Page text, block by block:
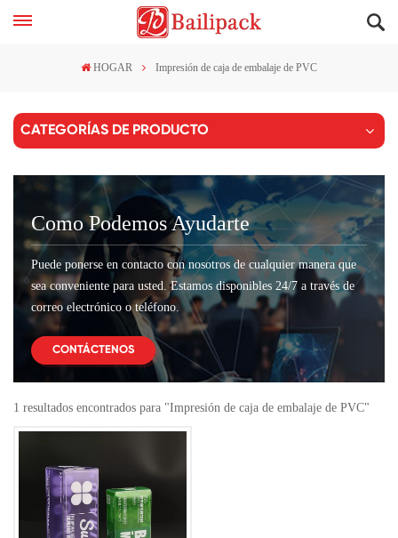
HOGAR Impresión de caja de embalaje de PVC
CATEGORÍAS DE PRODUCTO
Como Podemos Ayudarte
Puede ponerse en contacto con nosotros de cualquier manera que
sea conveniente para usted. Estamos disponibles 24/7 a través de
correo electrónico o teléfono.
CONTÁCTENOS
1 resultados encontrados para "Impresión de caja de embalaje de PVC"